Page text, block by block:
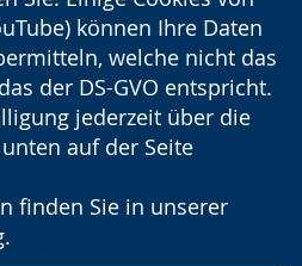
können Ihre Daten
welche nicht das
der DS-GVO entspricht.
jederzeit über die
auf der Seite
finden Sie in unserer
.